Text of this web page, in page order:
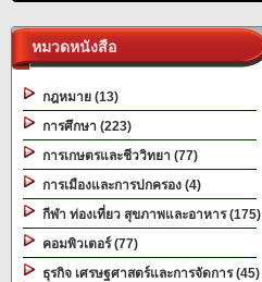
หมวดหนังสือ
กฎหมาย (13)
การศึกษา (223)
การเกษตรและชีววิทยา (77)
การเมืองและการปกครอง (4)
กีฬา ท่องเที่ยว สุขภาพและอาหาร (175)
คอมพิวเตอร์ (77)
ธุรกิจ เศรษฐศาสตร์และการจัดการ (45)